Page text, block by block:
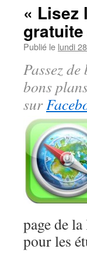
« Lisez
Publié le lundi
Passez
bons
sur
page de
pour les